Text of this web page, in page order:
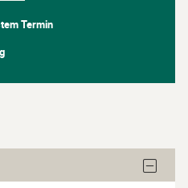
Termin
Block
Über